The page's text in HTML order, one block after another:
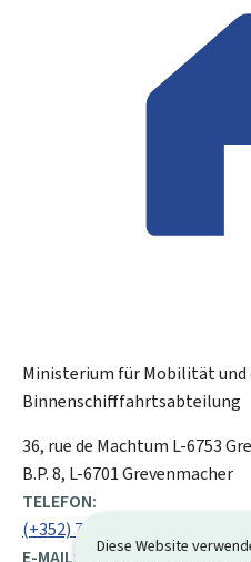
Diese Website
Ministerium für Mobilität
Binnenschifffahrtsabteilung
ADRESSE:
36, rue de Machtum L-6753
B.P. 8, L-6701 Grevenmacher
TELEFON:
(+352) 75 00 48 1
E-MAIL: